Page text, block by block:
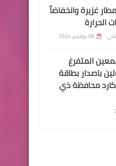
نتائج السادس ادبي 2021 الدور
الثاني
غزيرة وانخفاضاً
الحرارة
08 نوفمبر 2024
المتفرغ
باصدار بطاقة
كارد محافظة ذي